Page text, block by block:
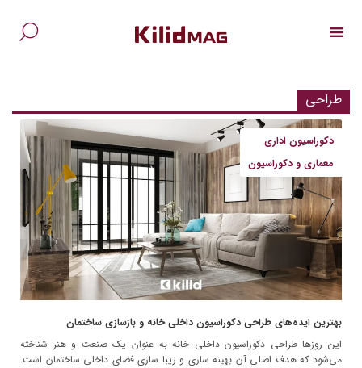
طراحی
دکوراسیون اداری
معماری و دکوراسیون
بهترین ایده‌های طراحی دکوراسیون داخلی خانه و بازسازی ساختمان
این روزها طراحی دکوراسیون داخلی خانه به عنوان یک صنعت و هنر شناخته
می‌شود که هدف اصلی آن بهینه سازی و زیبا سازی فضای داخلی ساختمان است.